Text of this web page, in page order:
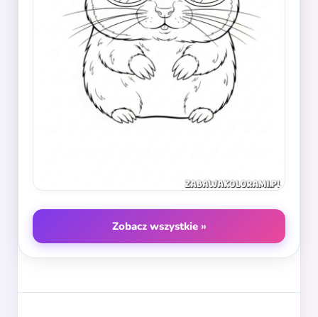
Zobacz wszystkie »